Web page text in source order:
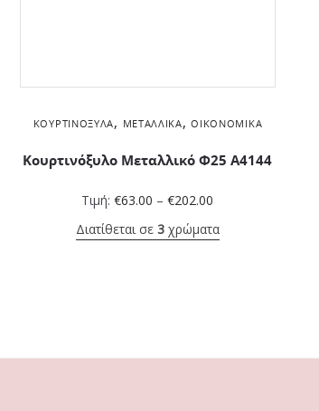
ΚΟΥΡΤΙΝΌΞΥΛΑ, ΜΕΤΑΛΛΙΚΆ,ΟΙΚΟΝΟΜΙΚΆ
Κουρτινόξυλο Μεταλλικό Φ25 Α4144
Τιμή:€63.00 –€202.00
Διατίθεται σε 3χρώματα